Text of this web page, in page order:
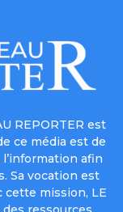
REPORTER est
ce média est de
afin
Sa vocation est
cette mission, LE